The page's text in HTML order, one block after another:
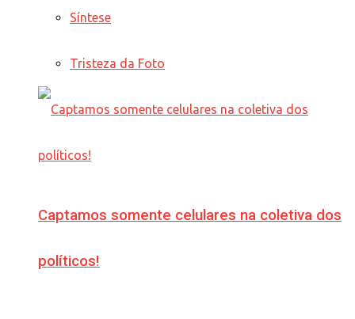
Síntese
Tristeza da Foto
Captamos somente celulares na coletiva dos
políticos!